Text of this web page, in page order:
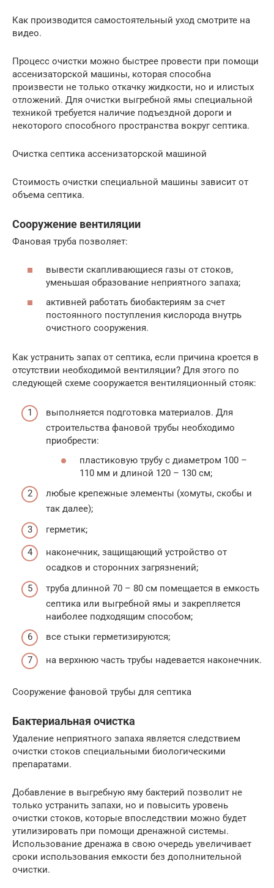
Как производится самостоятельный уход смотрите на
видео.
Процесс очистки можно быстрее провести при помощи
ассенизаторской машины, которая способна
произвести не только откачку жидкости, но и илистых
отложений. Для очистки выгребной ямы специальной
техникой требуется наличие подъездной дороги и
некоторого способного пространства вокруг септика.
Очистка септика ассенизаторской машиной
Стоимость очистки специальной машины зависит от
объема септика.
Сооружение вентиляции
Фановая труба позволяет:
вывести скапливающиеся газы от стоков,
уменьшая образование неприятного запаха;
активней работать биобактериям за счет
постоянного поступления кислорода внутрь
очистного сооружения.
Как устранить запах от септика, если причина кроется в
отсутствии необходимой вентиляции? Для этого по
следующей схеме сооружается вентиляционный стояк:
выполняется подготовка материалов. Для
строительства фановой трубы необходимо
приобрести:
пластиковую трубу с диаметром 100 –
110 мм и длиной 120 – 130 см;
любые крепежные элементы (хомуты, скобы и
так далее);
герметик;
наконечник, защищающий устройство от
осадков и сторонних загрязнений;
труба длинной 70 – 80 см помещается в емкость
септика или выгребной ямы и закрепляется
наиболее подходящим способом;
все стыки герметизируются;
на верхнюю часть трубы надевается наконечник.
Сооружение фановой трубы для септика
Бактериальная очистка
Удаление неприятного запаха является следствием
очистки стоков специальными биологическими
препаратами.
Добавление в выгребную яму бактерий позволит не
только устранить запахи, но и повысить уровень
очистки стоков, которые впоследствии можно будет
утилизировать при помощи дренажной системы.
Использование дренажа в свою очередь увеличивает
сроки использования емкости без дополнительной
очистки.